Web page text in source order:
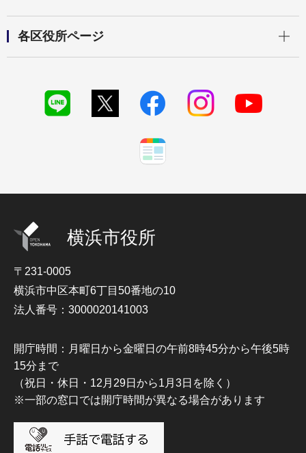
各区役所ページ
横浜市役所
〒231-0005
横浜市中区本町6丁目50番地の10
法人番号：3000020141003
開庁時間：月曜日から金曜日の午前8時45分から午後5時
15分まで
（祝日・休日・12月29日から1月3日を除く）
※一部の窓口では開庁時間が異なる場合があります